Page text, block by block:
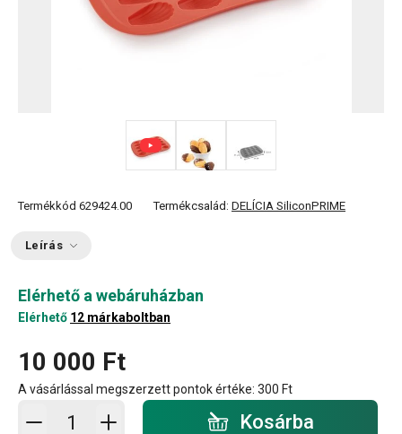
Termékkód 629424.00 Termékcsalád: DELÍCIA SiliconPRIME
Leírás
Elérhető a webáruházban
Elérhető 12 márkaboltban
10 000 Ft
A vásárlással megszerzett pontok értéke: 300 Ft
Kosárba - mennyiség Kosárba